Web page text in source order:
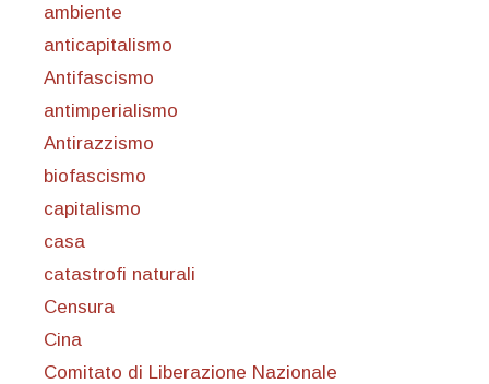
ambiente
anticapitalismo
Antifascismo
antimperialismo
Antirazzismo
biofascismo
capitalismo
casa
catastrofi naturali
Censura
Cina
Comitato di Liberazione Nazionale